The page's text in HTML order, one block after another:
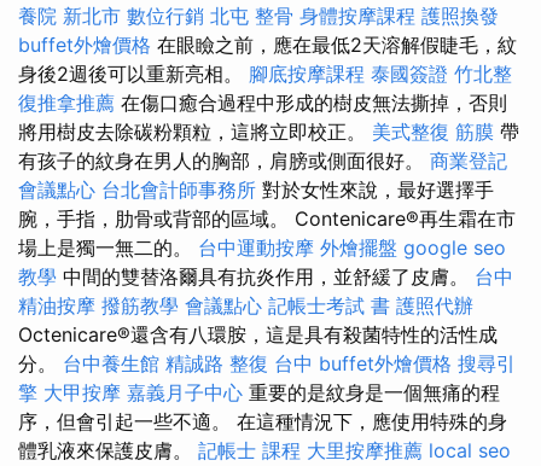
養院 新北市 數位行銷 北屯 整骨 身體按摩課程 護照換發
buffet外燴價格 在眼瞼之前，應在最低2天溶解假睫毛，紋
身後2週後可以重新亮相。 腳底按摩課程 泰國簽證 竹北整
復推拿推薦 在傷口癒合過程中形成的樹皮無法撕掉，否則
將用樹皮去除碳粉顆粒，這將立即校正。 美式整復 筋膜 帶
有孩子的紋身在男人的胸部，肩膀或側面很好。 商業登記
會議點心 台北會計師事務所 對於女性來說，最好選擇手
腕，手指，肋骨或背部的區域。 Contenicare®再生霜在市
場上是獨一無二的。 台中運動按摩 外燴擺盤 google seo
教學 中間的雙替洛爾具有抗炎作用，並舒緩了皮膚。 台中
精油按摩 撥筋教學 會議點心 記帳士考試 書 護照代辦
Octenicare®還含有八環胺，這是具有殺菌特性的活性成
分。 台中養生館 精誠路 整復 台中 buffet外燴價格 搜尋引
擎 大甲按摩 嘉義月子中心 重要的是紋身是一個無痛的程
序，但會引起一些不適。 在這種情況下，應使用特殊的身
體乳液來保護皮膚。 記帳士 課程 大里按摩推薦 local seo